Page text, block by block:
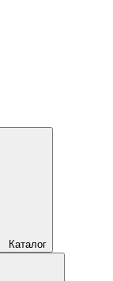
Каталог